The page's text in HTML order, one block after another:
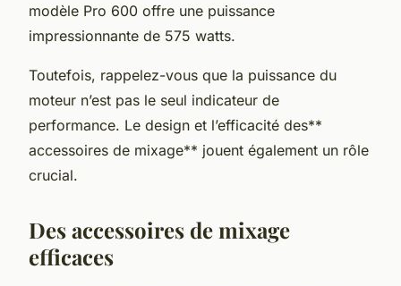
modèle Pro 600 offre une puissance
impressionnante de 575 watts.
Toutefois, rappelez-vous que la puissance du
moteur n’est pas le seul indicateur de
performance. Le design et l’efficacité des**
accessoires de mixage** jouent également un rôle
crucial.
Des accessoires de mixage
efficaces